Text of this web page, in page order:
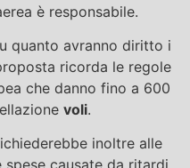
è responsabile.
quanto avranno diritto i
ricorda le regole
che danno fino a 600
voli.
inoltre alle